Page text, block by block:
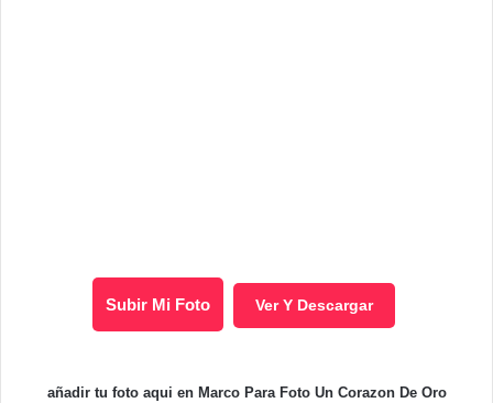
Subir Mi Foto Ver Y Descargar
añadir tu foto aqui en Marco Para Foto Un Corazon De Oro